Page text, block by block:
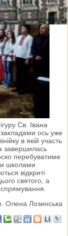
Св. Івана
ось уже
в якій участь
завершилась
перебуватиме
школами
відкриті
святого, а
Олена Лозинська